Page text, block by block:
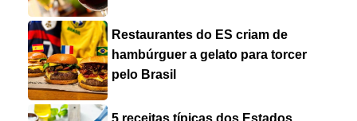
Restaurantes do ES criam de
hambúrguer a gelato para torcer
pelo Brasil
5 receitas típicas dos Estados